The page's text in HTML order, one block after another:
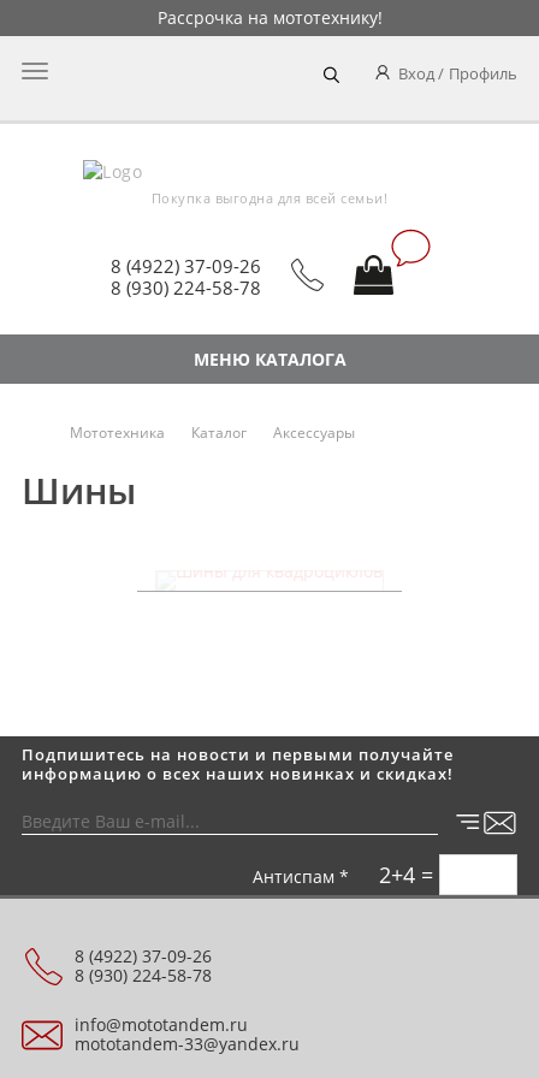
Рассрочка на мототехнику!
Вход Профиль
Главное
8 (4922) 37-09-26
8 (930) 224-58-78
Покупка выгодна для всей семьи!
МЕНЮ КАТАЛОГА
Мототехника Каталог Аксессуары
Шины
Подпишитесь на новости и первыми получайте
информацию о всех наших новинках и скидках!
Антиспам * 2+4 =
8 (4922) 37-09-26
8 (930) 224-58-78
info@mototandem.ru
mototandem-33@yandex.ru